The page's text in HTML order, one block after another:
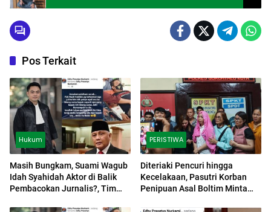
Pos Terkait
Hukum
Masih Bungkam, Suami Wagub
Idah Syahidah Aktor di Balik
Pembacokan Jurnalis?, Tim
PERISTIWA
Diteriaki Pencuri hingga
Kecelakaan, Pasutri Korban
Penipuan Asal Boltim Minta